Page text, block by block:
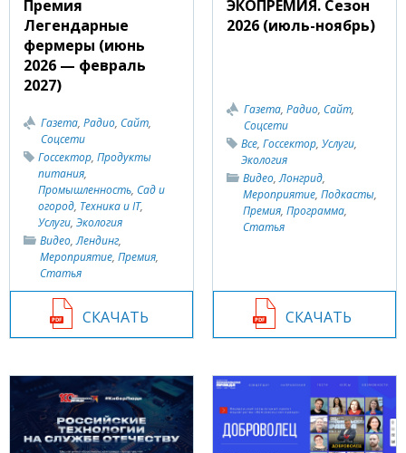
Премия
Легендарные
фермеры (июнь
2026 — февраль
2027)
Газета, Радио, Сайт,
Соцсети
Госсектор, Продукты
питания,
Промышленность, Сад и
огород, Техника и IT,
Услуги, Экология
Видео,Лендинг,
Мероприятие, Премия,
Статья
СКАЧАТЬ
ЭКОПРЕМИЯ. Сезон
2026 (июль-ноябрь)
Газета, Радио, Сайт,
Соцсети
Все, Госсектор, Услуги,
Экология
Видео,Лонгрид,
Мероприятие, Подкасты,
Премия, Программа,
Статья
СКАЧАТЬ